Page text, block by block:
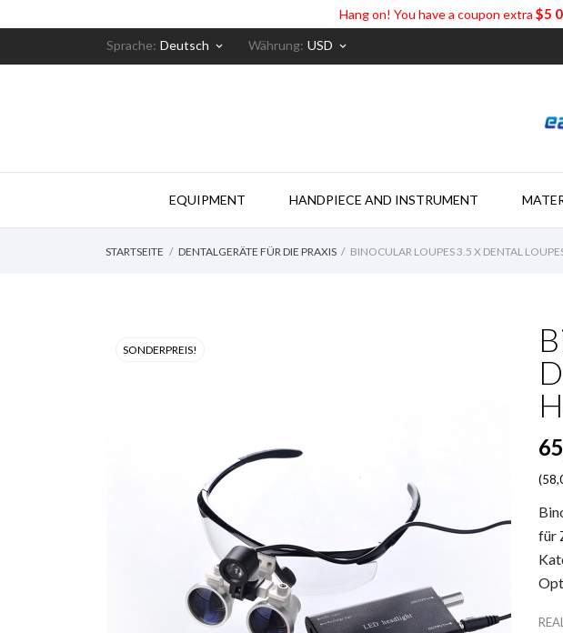
Hang on! You have a coupon extra $5
Sprache: Deutsch keyboard_arrow_down Währung: USD keyboard_arrow_down
EQUIPMENT HANDPIECE AND INSTRUMENT
STARTSEITE DENTALGERÄTE FÜR DIE PRAXIS BINOCULAR LOUPES 3.5 X DENTAL
SONDERPREIS!
für